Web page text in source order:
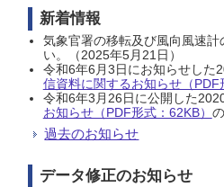
新着情報
気象官署の移転及び風向風速
い。（2025年5月21日）
令和6年6月3日にお知らせした
信資料に関するお知らせ（PDF
令和6年3月26日に公開した
お知らせ（PDF形式：62KB）
過去のお知らせ
データ修正のお知らせ